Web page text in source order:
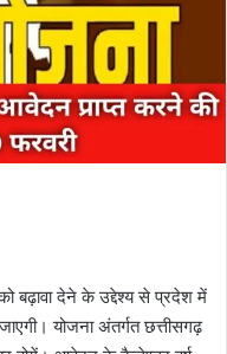
बढ़ावा देने के उद्देश्य से प्रदेश में
योजना अंतर्गत छत्तीसगढ़